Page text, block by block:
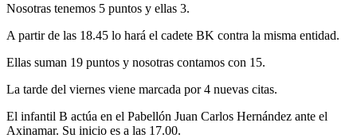
Nosotras tenemos 5 puntos y ellas 3.
A partir de las 18.45 lo hará el cadete BK contra la misma entidad.
Ellas suman 19 puntos y nosotras contamos con 15.
La tarde del viernes viene marcada por 4 nuevas citas.
El infantil B actúa en el Pabellón Juan Carlos Hernández ante el
Axinamar. Su inicio es a las 17.00.